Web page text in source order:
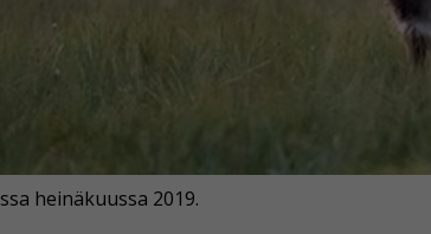
heinäkuussa 2019.